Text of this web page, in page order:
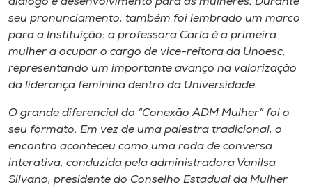
Selecione
A+
A-
seu pronunciamento, também foi lembrado um marco
para a Instituição: a professora Carla é a primeira
mulher a ocupar o cargo de vice-reitora da Unoesc,
representando um importante avanço na valorização
da liderança feminina dentro da Universidade.
O grande diferencial do “Conexão ADM Mulher” foi o
seu formato. Em vez de uma palestra tradicional, o
encontro aconteceu como uma roda de conversa
interativa, conduzida pela administradora Vanilsa
Silvano, presidente do Conselho Estadual da Mulher